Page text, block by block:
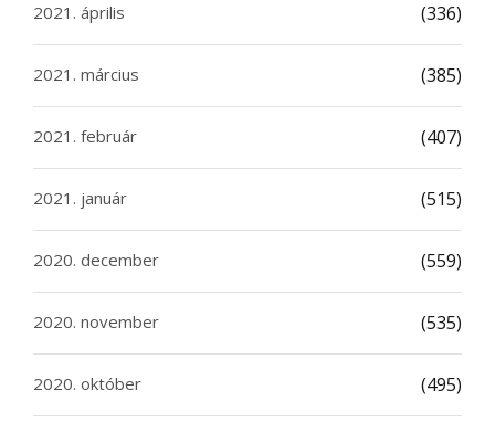
2021. április (336)
2021. március (385)
2021. február (407)
2021. január (515)
2020. december (559)
2020. november (535)
2020. október (495)